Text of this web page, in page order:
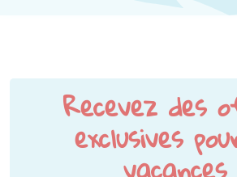
Recevez des
exclusives